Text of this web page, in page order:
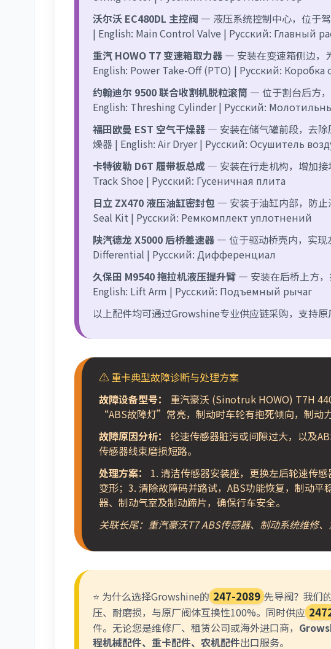
沃尔沃 EC480DL 主控阀 — 液压系统控制中心，位于
| English: Main Control Valve | Русский: Главный
重汽 HOWO T7 变速箱取力器 — 安装在变速箱侧边，
English: Power Take-Off (PTO) | Русский:
约翰迪尔 9500 联合收割机脱粒滚筒 — 位于割台后方
English: Threshing Cylinder | Русский:
福田欧曼 EST 空气干燥器 — 安装在储气罐前段，去除
燥器 | English: Air Dryer | Русский: Осушитель
卡特彼勒 D6T 履带板总成 — 安装在行走机构，增加接
Track Shoe | Русский: Гусеничная плита
日立 ZX470 液压油缸密封包 — 安装于油缸内部，防止
Seal Kit | Русский: Ремкомплект уплотнений
陕汽德龙 X5000 后桥差速器 — 位于驱动桥壳内，实现
Differential | Русский: Дифференциал
久保田 M9540 拖拉机液压提升臂 — 安装在后桥上方
English: Lift Arm | Русский: Подъемный рычаг
以上配件均可通过Growshine专业供应链采购，支持原
⚠️ 重卡典型故障诊断与处理方案
故障设备型号：
重汽豪沃 (Sinotruk HOWO) T7H
“ABS故障灯”常亮，制动时车轮有抱死倾向，制动
故障原因分析：
轮速传感器脏污或间隙过大，以及
传感器线束磨损短路。
处理方案：
1. 清洁传感器安装座，更换左后轮速传
变形；3. 清除故障码并路试，ABS功能恢复，制动
器、制动气室及制动蹄片，确保行车安全。
关联长尾：重汽豪沃T7 ABS传感器、制动系统维修
⭐ 为什么选择Growshine的 247-2089 先导阀？我们
压、耐磨损，与原厂阀体互换性100%。同时供应
件。无论您是维修厂、租赁公司或海外进口商，
程机械配件、重卡配件、农机配件出口服务。